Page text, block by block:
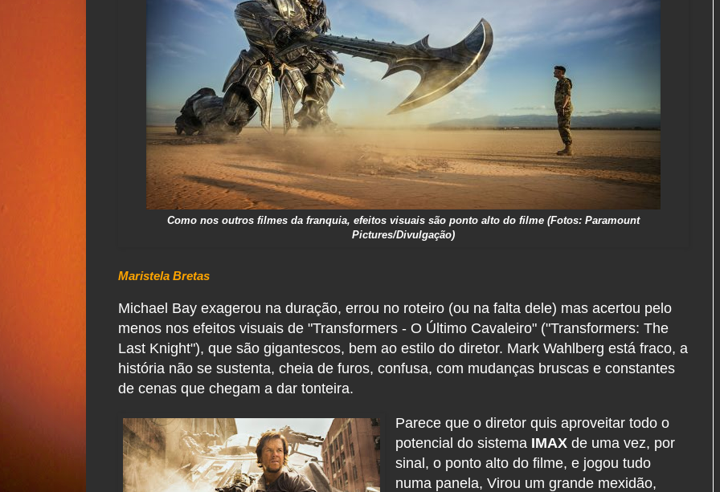
Como nos outros filmes da franquia, efeitos visuais são ponto alto do filme (Fotos: Paramount
Pictures/Divulgação)
Maristela Bretas
Michael Bay exagerou na duração, errou no roteiro (ou na falta dele) mas acertou pelo
menos nos efeitos visuais de "Transformers - O Último Cavaleiro" ("Transformers: The
Last Knight"), que são gigantescos, bem ao estilo do diretor. Mark Wahlberg está fraco, a
história não se sustenta, cheia de furos, confusa, com mudanças bruscas e constantes
de cenas que chegam a dar tonteira.
Parece que o diretor quis aproveitar todo o
potencial do sistema IMAX de uma vez, por
sinal, o ponto alto do filme, e jogou tudo
numa panela, Virou um grande mexidão,